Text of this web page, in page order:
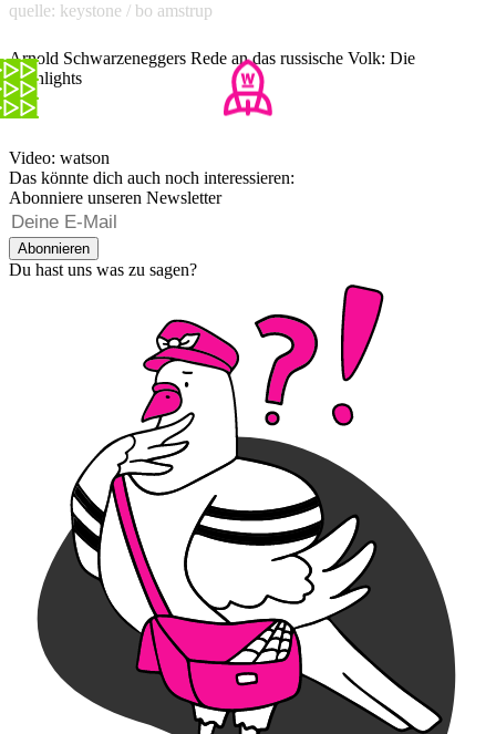
quelle: keystone / bo amstrup
Arnold Schwarzeneggers Rede an das russische Volk: Die
Highlights
Video: watson
Das könnte dich auch noch interessieren:
Abonniere unseren Newsletter
Abonnieren
Du hast uns was zu sagen?